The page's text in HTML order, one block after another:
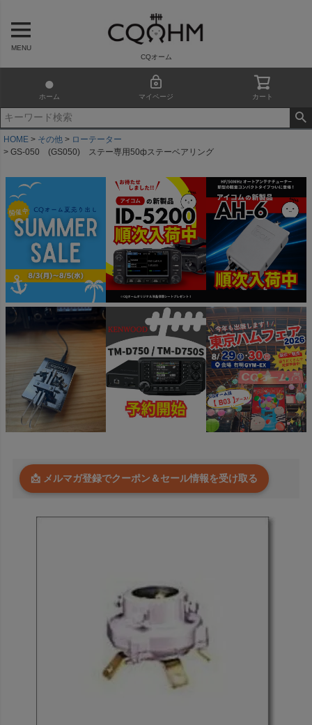
MENU
CQオーム
ホーム マイページ カート
HOME その他
ローテーター
GS-050 (GS050) ステー専用50фステーベアリング
📩 メルマガ登録でクーポン＆セール情報を受け取る